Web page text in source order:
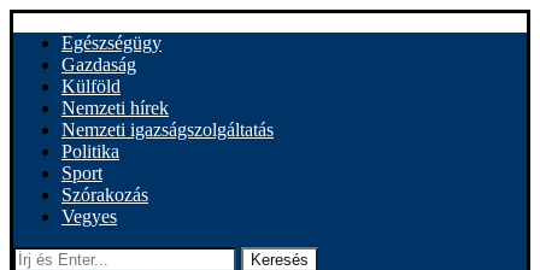
Egészségügy
Gazdaság
Külföld
Nemzeti hírek
Nemzeti igazságszolgáltatás
Politika
Sport
Szórakozás
Vegyes
Keresés